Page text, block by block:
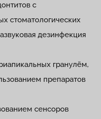
с
стоматологических
дезинфекция
гранулём,
препаратов
сенсоров